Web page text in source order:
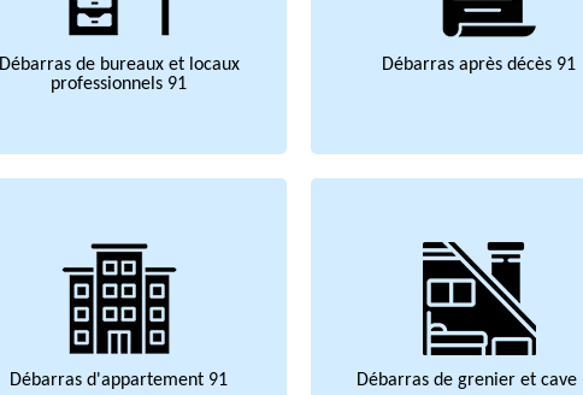
Débarras de bureaux et locaux
professionnels 91
Débarras après décès 91
Débarras d'appartement 91 Débarras de grenier et cave